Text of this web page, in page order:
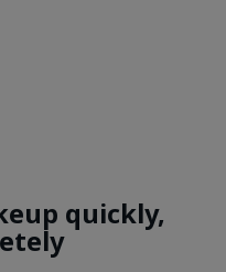
quickly,